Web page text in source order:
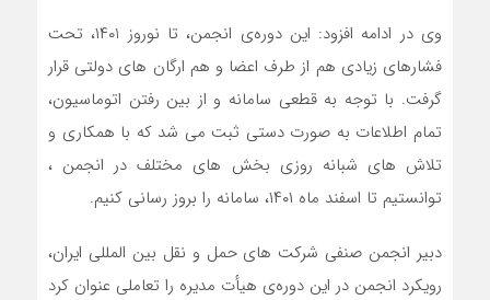
وی در ادامه افزود: این دوره‌ی انجمن، تا نوروز ۱۴۰1، تحت
فشارهای زیادی هم از طرف اعضا و هم ارگان های دولتی قرار
گرفت. با توجه به قطعی سامانه و از بین رفتن اتوماسیون،
تمام اطلاعات به صورت دستی ثبت می شد که با همکاری و
تلاش های شبانه روزی بخش های مختلف در انجمن ،
توانستیم تا اسفند ماه ۱۴۰۱، سامانه را بروز رسانی کنیم.
دبیر انجمن صنفی شرکت های حمل و نقل بین المللی ایران،
رویکرد انجمن در این دوره‌ی هیأت مدیره را تعاملی عنوان کرد